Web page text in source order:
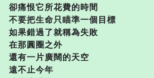
卻痛恨它所花費的時間
不要把生命只瞄準一個目標
如果錯過了就稱為失敗
在那圓圈之外
還有一片廣闊的天空
遠不止今年